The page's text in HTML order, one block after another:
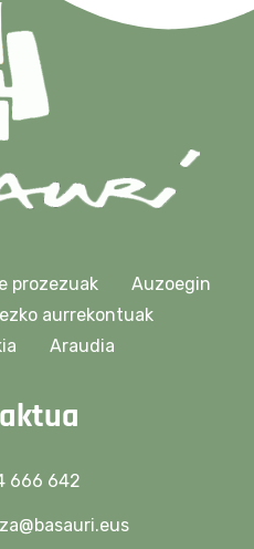
prozezuak
Auzoegin
aurrekontuak
Araudia
666 642